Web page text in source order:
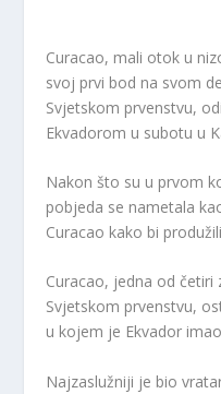
Curacao, mali otok u
svoj prvi bod na svom
Svjetskom prvenstvu,
Ekvadorom u subotu u
Nakon što su u prvom
pobjeda se nametala
Curacao kako bi
Curacao, jedna od
Svjetskom prvenstvu,
u kojem je Ekvador
Najzaslužniji je bio